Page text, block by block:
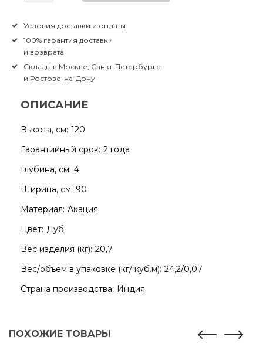
Условия доставки и оплаты
100% гарантия доставки
и возврата
Склады в Москве, Санкт-Петербурге
и Ростове-на-Дону
ОПИСАНИЕ
Высота, см: 120
Гарантийный срок: 2 года
Глубина, см: 4
Ширина, см: 90
Материал: Акация
Цвет: Дуб
Вес изделия (кг): 20,7
Вес/объем в упаковке (кг/ куб.м): 24,2/0,07
Страна производства: Индия
ПОХОЖИЕ ТОВАРЫ